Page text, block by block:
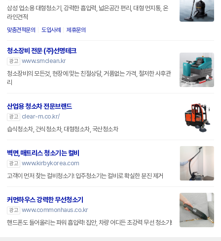
삼성 업소용 대형청소기, 강력한 흡입력, 넓은공간 편리, 대형 먼지통, 온
라인견적
맞춤견적문의 도입사례 제휴문의
청소장비 전문 (주)선명테크
광고 www.smclean.kr
청소장비의 모든것, 현장에 맞는 친절상담, 거품없는 가격, 철저한 사후관
리
산업용 청소차 전문브랜드
광고
clear-m.co.kr/
습식청소차, 건식청소차, 대형청소차, 국산청소차
벽면,매트리스 청소기는 컬비
광고 www.kirbykorea.com
고객이 먼저 찾는 컬비청소기! 입주청소기는 컬비로 확실한 분진 제거
커먼하우스 강력한 무선청소기
광고 www.commonhaus.co.kr
핸드폰도 들어올리는 파워 흡입력! 집안, 차량 어디든 초강력 무선 청소기!